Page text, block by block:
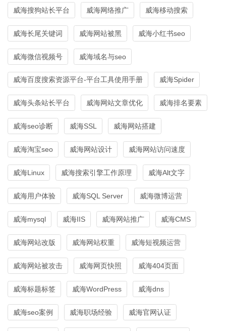
威海搜狗站长平台 威海网络推广 威海移动搜索
威海长尾关键词 威海网站被黑 威海小红书seo
威海微信视频号 威海域名与seo
威海百度搜索资源平台-平台工具使用手册 威海Spider
威海头条站长平台 威海网站文章优化 威海排名要素
威海seo诊断 威海SSL 威海网站搭建
威海淘宝seo 威海网站设计 威海网站访问速度
威海Linux 威海搜索引擎工作原理 威海Alt文字
威海用户体验 威海SQL Server 威海微博运营
威海mysql 威海IIS 威海网站推广 威海CMS
威海网站改版 威海网站权重 威海短视频运营
威海网站被攻击 威海网页快照 威海404页面
威海标题标签 威海WordPress 威海dns
威海seo案例 威海职场经验 威海官网认证